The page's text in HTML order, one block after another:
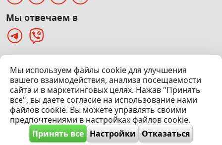
(Офис: 5 этаж | Осмотр авто: 5 этаж)
Посмотреть на карте
© 2020 — 2026 VION.BY — Продажа, выкуп и обмен | УНП
192961100 |Эвакуатор Минск
Мы используем файлы cookie для улучшения
вашего взаимодействия, анализа посещаемости
сайта и в маркетинговых целях. Нажав "Принять
все", вы даете согласие на использование нами
файлов cookie. Вы можете управлять своими
предпочтениями в настройках файлов cookie.
Принять все Настройки Отказаться
Мы отвечаем в